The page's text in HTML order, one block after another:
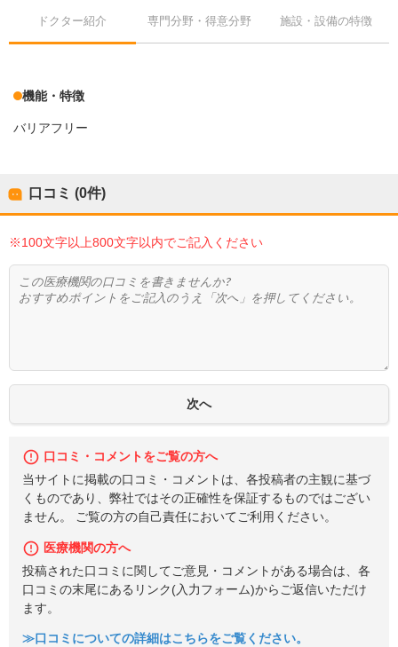
ドクター紹介 専門分野・得意分野 施設・設備の特徴
機能・特徴
バリアフリー
口コミ (0件)
※100文字以上800文字以内でご記入ください
口コミ・コメントをご覧の方へ
当サイトに掲載の口コミ・コメントは、各投稿者の主観に基づ
くものであり、弊社ではその正確性を保証するものではござい
ません。 ご覧の方の自己責任においてご利用ください。
医療機関の方へ
投稿された口コミに関してご意見・コメントがある場合は、各
口コミの末尾にあるリンク(入力フォーム)からご返信いただけ
ます。
≫口コミについての詳細はこちらをご覧ください。